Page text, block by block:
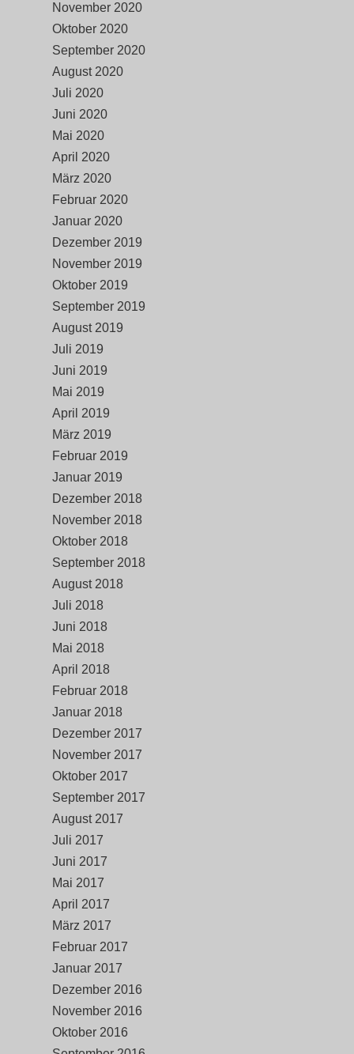
November 2020
Oktober 2020
September 2020
August 2020
Juli 2020
Juni 2020
Mai 2020
April 2020
März 2020
Februar 2020
Januar 2020
Dezember 2019
November 2019
Oktober 2019
September 2019
August 2019
Juli 2019
Juni 2019
Mai 2019
April 2019
März 2019
Februar 2019
Januar 2019
Dezember 2018
November 2018
Oktober 2018
September 2018
August 2018
Juli 2018
Juni 2018
Mai 2018
April 2018
Februar 2018
Januar 2018
Dezember 2017
November 2017
Oktober 2017
September 2017
August 2017
Juli 2017
Juni 2017
Mai 2017
April 2017
März 2017
Februar 2017
Januar 2017
Dezember 2016
November 2016
Oktober 2016